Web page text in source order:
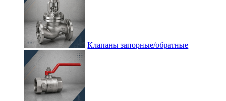
Клапаны запорные/обратные